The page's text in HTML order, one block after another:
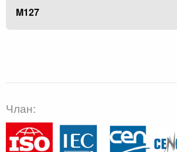
M127
Члан: